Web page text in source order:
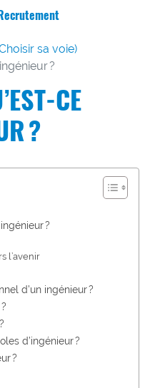
sa voie)
?
CE
?
?
l’avenir
d’un ingénieur ?
d’ingénieur ?
?